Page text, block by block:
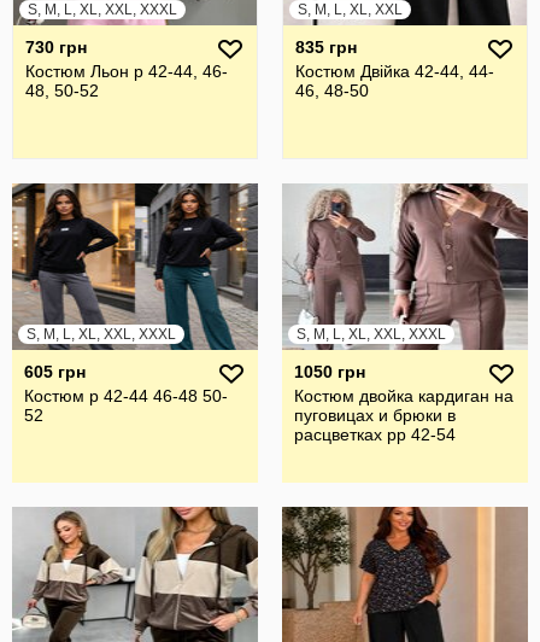
S, M, L, XL, XXL, XXXL
730 грн
Костюм Льон р 42-44, 46-
48, 50-52
S, M, L, XL, XXL
835 грн
Костюм Двійка 42-44, 44-
46, 48-50
S, M, L, XL, XXL, XXXL
605 грн
Костюм р 42-44 46-48 50-
52
S, M, L, XL, XXL, XXXL
1050 грн
Костюм двойка кардиган на
пуговицах и брюки в
расцветках рр 42-54